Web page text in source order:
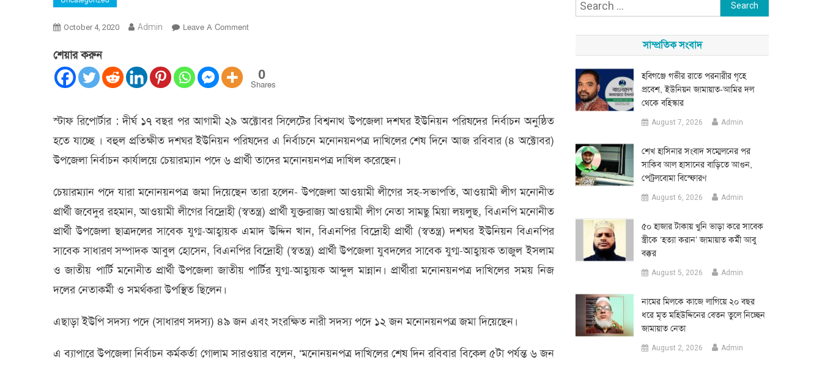
October 4, 2020 Admin Leave A CommentOn
ইউপি
নির্বাচনে
প্রার্থী
মনোনয়নপত্র
জমা
শেয়ার করুন
0
Shares
স্টাফ রিপোর্টার : দীর্ঘ ১৭ বছর পর আগামী ২৯ অক্টোবর সিলেটের বিশ্বনাথ উপজেলা দশঘর ইউনিয়ন পরিষদের নির্বাচন অনুষ্ঠিত
হতে যাচ্ছে । বহুল প্রতিক্ষীত দশঘর ইউনিয়ন পরিষদের এ নির্বাচনে মনোনয়নপত্র দাখিলের শেষ দিনে আজ রবিবার (৪ অক্টোবর)
উপজেলা নির্বাচন কার্যালয়ে চেয়ারম্যান পদে ৬ প্রার্থী তাদের মনোনয়নপত্র দাখিল করেছেন।
চেয়ারম্যান পদে যারা মনোনয়নপত্র জমা দিয়েছেন তারা হলেন- উপজেলা আওয়ামী লীগের সহ-সভাপতি, আওয়ামী লীগ মনোনীত
প্রার্থী জবেদুর রহমান, আওয়ামী লীগের বিদ্রোহী (স্বতন্ত্র) প্রার্থী যুক্তরাজ্য আওয়ামী লীগ নেতা সামছু মিয়া লয়লুছ, বিএনপি মনোনীত
প্রার্থী উপজেলা ছাত্রদলের সাবেক যুগ্ম-আহ্বায়ক এমাদ উদ্দিন খান, বিএনপির বিদ্রোহী প্রার্থী (স্বতন্ত্র) দশঘর ইউনিয়ন বিএনপির
সাবেক সাধারণ সম্পাদক আবুল হোসেন, বিএনপির বিদ্রোহী (স্বতন্ত্র) প্রার্থী উপজেলা যুবদলের সাবেক যুগ্ম-আহ্বায়ক তাজুল ইসলাম
ও জাতীয় পার্টি মনোনীত প্রার্থী উপজেলা জাতীয় পার্টির যুগ্ম-আহ্বায়ক আব্দুল মান্নান। প্রার্থীরা মনোনয়নপত্র দাখিলের সময় নিজ
দলের নেতাকর্মী ও সমর্থকরা উপস্থিত ছিলেন।
এছাড়া ইউপি সদস্য পদে (সাধারণ সদস্য) ৪৯ জন এবং সংরক্ষিত নারী সদস্য পদে ১২ জন মনোনয়নপত্র জমা দিয়েছেন।
এ ব্যাপারে উপজেলা নির্বাচন কর্মকর্তা গোলাম সারওয়ার বলেন, ‘মনোনয়নপত্র দাখিলের শেষ দিন রবিবার বিকেল ৫টা পর্যন্ত ৬ জন
Search
সাম্প্রতিক সংবাদ
হবিগঞ্জে গভীর রাতে পরনারীর গৃহে
প্রবেশ, ইউনিয়ন জামায়াত-আমির দল
থেকে বহিস্কার
August 7, 2026 Admin
শেখ হাসিনার সংবাদ সম্মেলনের পর
সাকিব আল হাসানের বাড়িতে আগুন,
পেট্রলবোমা বিস্ফোরণ
August 6, 2026 Admin
৫০ হাজার টাকায় খুনি ভাড়া করে সাবেক
স্ত্রীকে ‘হত্যা করান’ জামায়াত কর্মী আবু
বক্কর
August 5, 2026 Admin
নামের মিলকে কাজে লাগিয়ে ২০ বছর
ধরে মৃত মহিউদ্দিনের বেতন তুলে নিচ্ছেন
জামায়াত নেতা
August 2, 2026 Admin